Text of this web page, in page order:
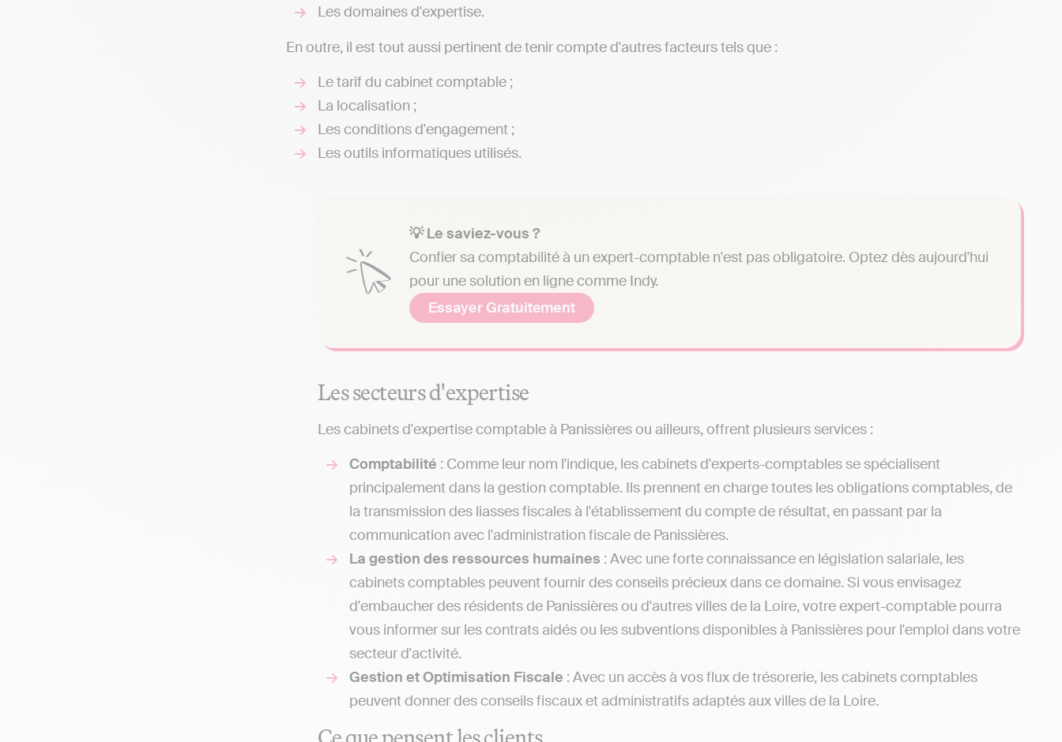
Les domaines d'expertise.
En outre, il est tout aussi pertinent de tenir compte d'autres facteurs tels que :
Le tarif du cabinet comptable ;
La localisation ;
Les conditions d'engagement ;
Les outils informatiques utilisés.
💡 Le saviez-vous ?
Confier sa comptabilité à un expert-comptable n'est pas obligatoire. Optez dès aujourd'hui
pour une solution en ligne comme Indy.
Essayer Gratuitement
Les secteurs d'expertise
Les cabinets d'expertise comptable à Panissières ou ailleurs, offrent plusieurs services :
Comptabilité : Comme leur nom l'indique, les cabinets d'experts-comptables se spécialisent
principalement dans la gestion comptable. Ils prennent en charge toutes les obligations comptables, de
la transmission des liasses fiscales à l'établissement du compte de résultat, en passant par la
communication avec l'administration fiscale de Panissières.
La gestion des ressources humaines : Avec une forte connaissance en législation salariale, les
cabinets comptables peuvent fournir des conseils précieux dans ce domaine. Si vous envisagez
d'embaucher des résidents de Panissières ou d'autres villes de la Loire, votre expert-comptable pourra
vous informer sur les contrats aidés ou les subventions disponibles à Panissières pour l'emploi dans votre
secteur d'activité.
Gestion et Optimisation Fiscale : Avec un accès à vos flux de trésorerie, les cabinets comptables
peuvent donner des conseils fiscaux et administratifs adaptés aux villes de la Loire.